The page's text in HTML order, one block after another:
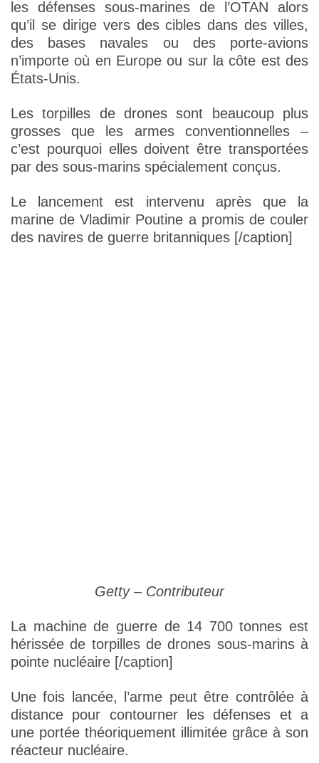
les défenses sous-marines de l’OTAN alors
qu’il se dirige vers des cibles dans des villes,
des bases navales ou des porte-avions
n’importe où en Europe ou sur la côte est des
États-Unis.
Les torpilles de drones sont beaucoup plus
grosses que les armes conventionnelles –
c’est pourquoi elles doivent être transportées
par des sous-marins spécialement conçus.
Le lancement est intervenu après que la
marine de Vladimir Poutine a promis de couler
des navires de guerre britanniques [/caption]
Getty – Contributeur
La machine de guerre de 14 700 tonnes est
hérissée de torpilles de drones sous-marins à
pointe nucléaire [/caption]
Une fois lancée, l’arme peut être contrôlée à
distance pour contourner les défenses et a
une portée théoriquement illimitée grâce à son
réacteur nucléaire.